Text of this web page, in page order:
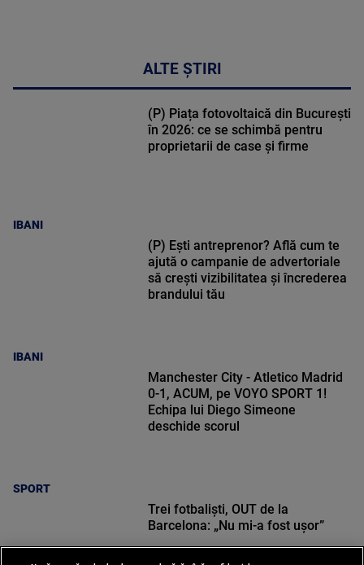
ALTE ȘTIRI
IBANI
(P) Piața fotovoltaică din București
în 2026: ce se schimbă pentru
proprietarii de case și firme
IBANI
(P) Ești antreprenor? Află cum te
ajută o campanie de advertoriale
să crești vizibilitatea și încrederea
brandului tău
SPORT
Manchester City - Atletico Madrid
0-1, ACUM, pe VOYO SPORT 1!
Echipa lui Diego Simeone
deschide scorul
Trei fotbaliști, OUT de la
Barcelona: „Nu mi-a fost ușor”